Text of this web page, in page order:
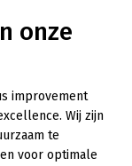
onze
improvement
Wij zijn
te
voor optimale